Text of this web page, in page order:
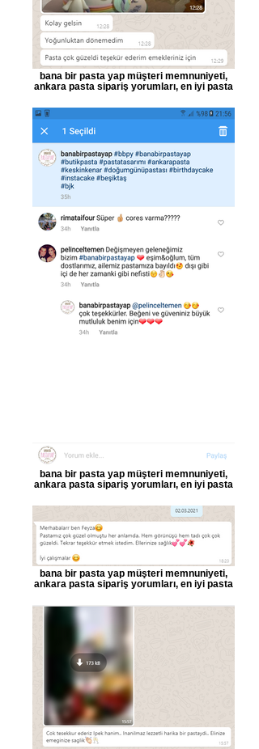
bana bir pasta yap müşteri memnuniyeti,
ankara pasta sipariş yorumları, en iyi pasta
bana bir pasta yap müşteri memnuniyeti,
ankara pasta sipariş yorumları, en iyi pasta
bana bir pasta yap müşteri memnuniyeti,
ankara pasta sipariş yorumları, en iyi pasta